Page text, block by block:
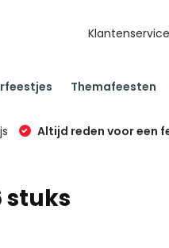
Klantenservice
Themafeesten
Altijd reden voor een
stuks